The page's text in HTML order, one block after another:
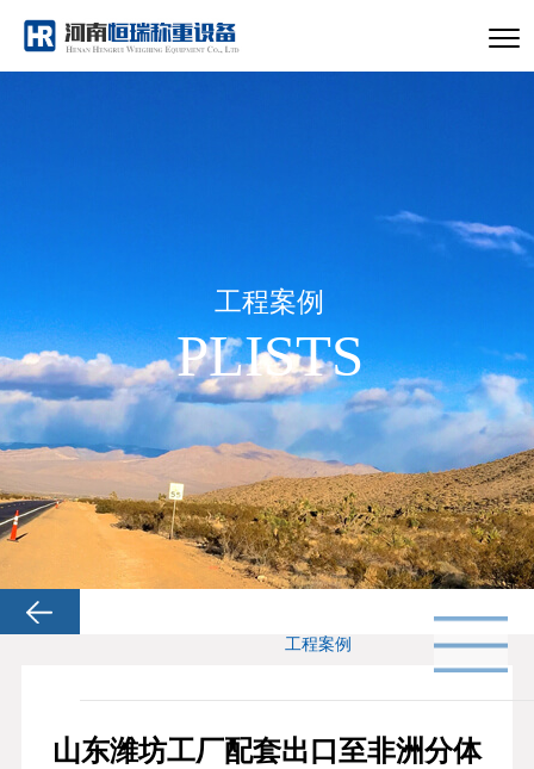
工程案例
PLISTS
工程案例
山东潍坊工厂配套出口至非洲分体